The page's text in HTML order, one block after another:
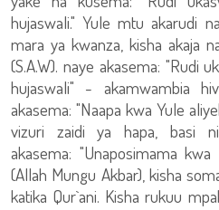
hujaswali." Yule mtu akarudi
mara ya kwanza, kisha akaja
(S.A.W). naye akasema: "Rudi
hujaswali" - akamwambia
akasema: "Naapa kwa Yule
vizuri zaidi ya hapa, basi
akasema: "Unaposimama
(Allah Mungu Akbar), kisha
katika Qur`ani. Kisha rukuu